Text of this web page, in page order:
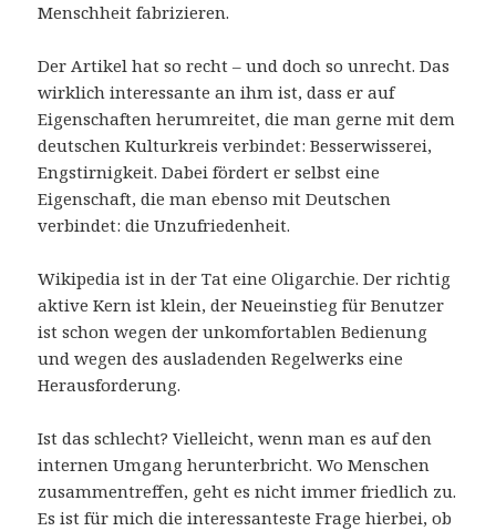
Menschheit fabrizieren.
Der Artikel hat so recht – und doch so unrecht. Das
wirklich interessante an ihm ist, dass er auf
Eigenschaften herumreitet, die man gerne mit dem
deutschen Kulturkreis verbindet: Besserwisserei,
Engstirnigkeit. Dabei fördert er selbst eine
Eigenschaft, die man ebenso mit Deutschen
verbindet: die Unzufriedenheit.
Wikipedia ist in der Tat eine Oligarchie. Der richtig
aktive Kern ist klein, der Neueinstieg für Benutzer
ist schon wegen der unkomfortablen Bedienung
und wegen des ausladenden Regelwerks eine
Herausforderung.
Ist das schlecht? Vielleicht, wenn man es auf den
internen Umgang herunterbricht. Wo Menschen
zusammentreffen, geht es nicht immer friedlich zu.
Es ist für mich die interessanteste Frage hierbei, ob